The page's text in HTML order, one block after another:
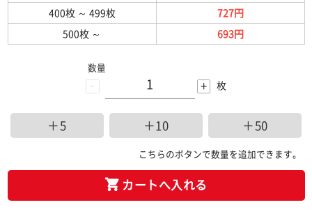
400枚 ～ 499枚
727円
500枚 ～ 693円
-
数量
+ 枚
＋5 ＋10 ＋50
こちらのボタンで数量を追加できます。
カートへ入れる